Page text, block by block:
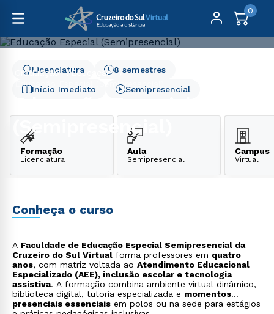
0
Graduação
Educação
Educação Especial (Semipresencial)
(Semipresencial)
Início Imediato
8 semestres
Licenciatura
Semipresencial
Formação
Licenciatura
Aula
Semipresencial
Campus
Virtual
Conheça o curso
A Faculdade de Educação Especial Semipresencial da
Cruzeiro do Sul Virtual forma professores em quatro
anos, com matriz voltada ao Atendimento Educacional
Especializado (AEE), inclusão escolar e tecnologia
assistiva. A formação combina ambiente virtual dinâmico,
biblioteca digital, tutoria especializada e momentos
presenciais essenciais em polos ou na sede para estágios